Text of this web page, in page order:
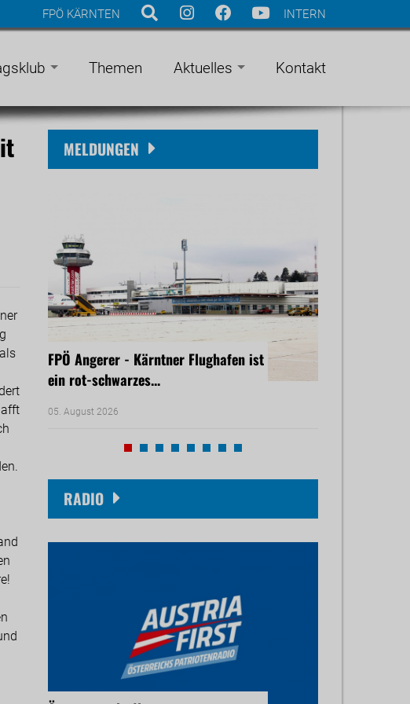
INTERN
FPÖ KÄRNTEN
Themen Aktuelles Kontakt
MELDUNGEN
FPÖ Angerer - Kärntner Flughafen ist
ein rot-schwarzes...
05. August 2026
rasches
RADIO